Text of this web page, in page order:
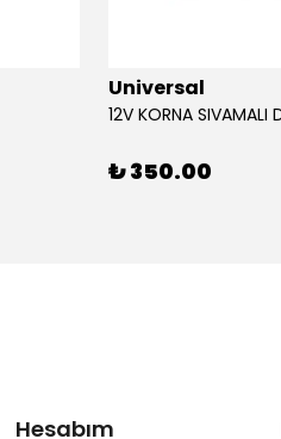
Universal
₺ 350.00
Hesabım